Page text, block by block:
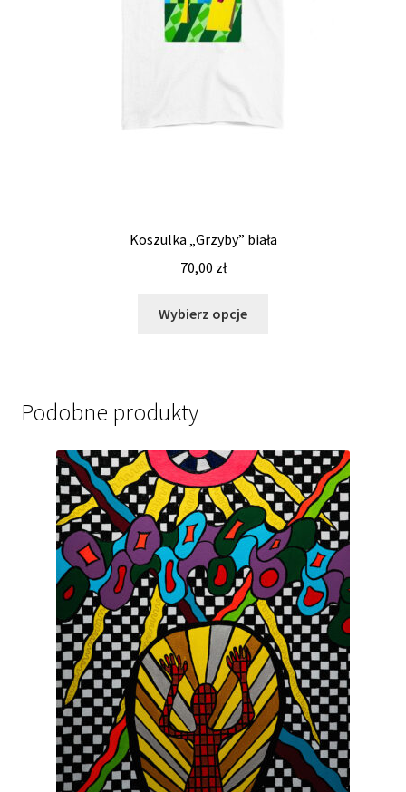
Koszulka „Grzyby” biała
70,00 zł
Wybierz opcje
Podobne produkty